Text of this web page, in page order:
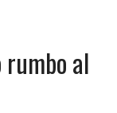
rumbo al